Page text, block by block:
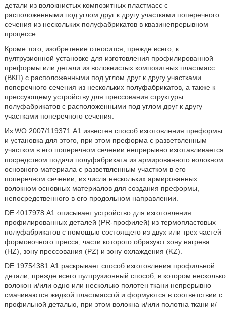
детали из волокнистых композитных пластмасс с
расположенными под углом друг к другу участками поперечного
сечения из нескольких полуфабрикатов в квазинепрерывном
процессе.
Кроме того, изобретение относится, прежде всего, к
пултрузионной установке для изготовления профилированной
преформы или детали из волокнистых композитных пластмасс
(ВКП) с расположенными под углом друг к другу участками
поперечного сечения из нескольких полуфабрикатов, а также к
прессующему устройству для прессования структуры
полуфабрикатов с расположенными под углом друг к другу
участками поперечного сечения.
Из WO 2007/119371 А1 известен способ изготовления преформы
и установка для этого, при этом преформа с разветвленным
участком в его поперечном сечении непрерывно изготавливается
посредством подачи полуфабриката из армированного волокном
основного материала с разветвленным участком в его
поперечном сечении, из числа нескольких армированных
волокном основных материалов для создания преформы,
непосредственного в его продольном направлении.
DE 4017978 А1 описывает устройство для изготовления
профилированных деталей (PR-профилей) из термопластовых
полуфабрикатов с помощью состоящего из двух или трех частей
формовочного пресса, части которого образуют зону нагрева
(HZ), зону прессования (PZ) и зону охлаждения (KZ).
DE 19754381 А1 раскрывает способ изготовления профильной
детали, прежде всего пултрузионный способ, в котором несколько
волокон и/или одно или несколько полотен ткани непрерывно
смачиваются жидкой пластмассой и формуются в соответствии с
профильной деталью, при этом волокна и/или полотна ткани и/